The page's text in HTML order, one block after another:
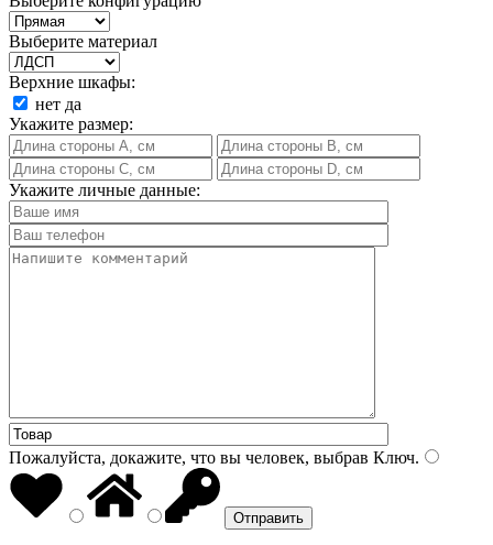
Выберите материал
Верхние шкафы:
нет да
Укажите размер:
Укажите личные данные:
Пожалуйста, докажите, что вы человек, выбрав Ключ.